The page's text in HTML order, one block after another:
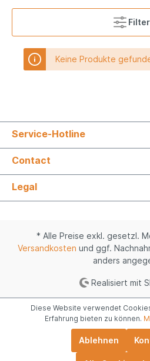
Filter
Keine Produkte
Service-Hotline
Contact
Legal
* Alle Preise exkl. gesetzl.
Versandkosten und ggf.
anders
Realisiert mit
Diese Website verwendet
Erfahrung bieten zu können.
Ablehnen